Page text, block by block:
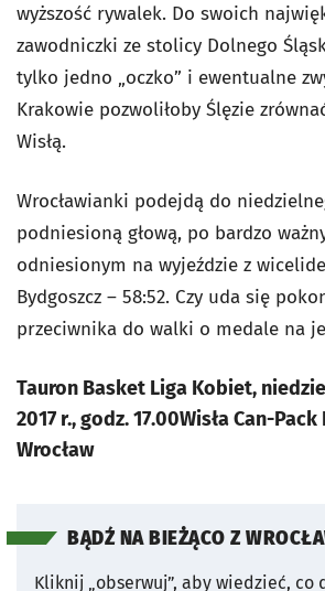
wyższość rywalek. Do swoich
zawodniczki ze stolicy Dolnego
tylko jedno „oczko” i ewentualne
Krakowie pozwoliłoby Ślęzie
Wisłą.
Wrocławianki podejdą do
podniesioną głową, po bardzo
odniesionym na wyjeździe z
Bydgoszcz – 58:52. Czy uda się
przeciwnika do walki o medale na
Tauron Basket Liga Kobiet,
2017 r., godz. 17.00Wisła Can-
Wrocław
BĄDŹ NA BIEŻĄCO Z
Kliknij „obserwuj”, aby wiedzieć, co